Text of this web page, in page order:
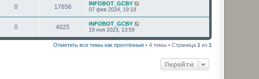
0 17656
INFOBOT_GCBY
07 фев 2024, 19:18
0 4025
INFOBOT_GCBY
19 ноя 2023, 13:59
Отметить все темы как прочтённые • 4 темы • Страница 1 из 1
Перейти